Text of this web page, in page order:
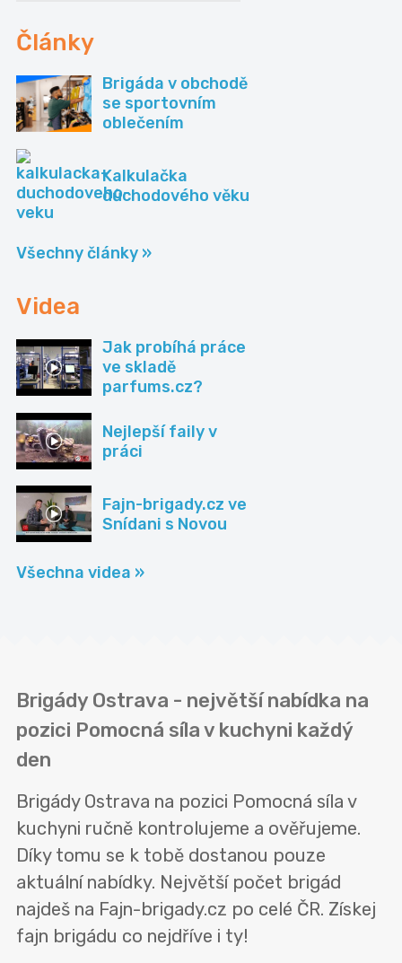
Články
Brigáda v obchodě
se sportovním
oblečením
Kalkulačka
důchodového věku
Všechny články »
Videa
Jak probíhá práce
ve skladě
parfums.cz?
Nejlepší faily v
práci
Fajn-brigady.cz ve
Snídani s Novou
Všechna videa »
Brigády Ostrava - největší nabídka na
pozici Pomocná síla v kuchyni každý
den
Brigády Ostrava na pozici Pomocná síla v
kuchyni ručně kontrolujeme a ověřujeme.
Díky tomu se k tobě dostanou pouze
aktuální nabídky. Největší počet brigád
najdeš na Fajn-brigady.cz po celé ČR. Získej
fajn brigádu co nejdříve i ty!